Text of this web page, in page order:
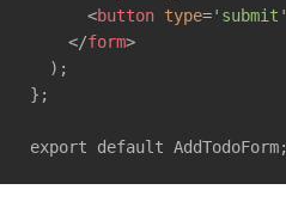
<button type='submit'
</form>
  );
};
export default AddTodoForm;